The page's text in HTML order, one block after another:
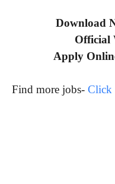
Download
Official
Apply
Find more jobs- Click